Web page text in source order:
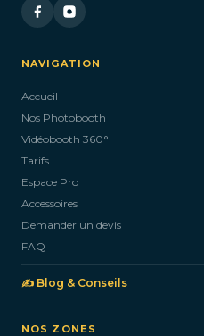
NAVIGATION
Accueil
Nos Photobooth
Vidéobooth 360°
Tarifs
Espace Pro
Accessoires
Demander un devis
FAQ
✍️ Blog & Conseils
NOS ZONES